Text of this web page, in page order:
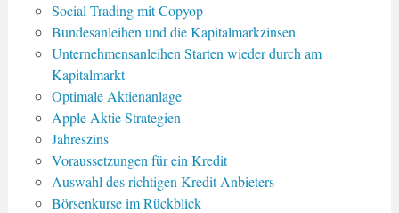
Social Trading mit Copyop
Bundesanleihen und die Kapitalmarkzinsen
Unternehmensanleihen Starten wieder durch am
Kapitalmarkt
Optimale Aktienanlage
Apple Aktie Strategien
Jahreszins
Voraussetzungen für ein Kredit
Auswahl des richtigen Kredit Anbieters
Börsenkurse im Rückblick